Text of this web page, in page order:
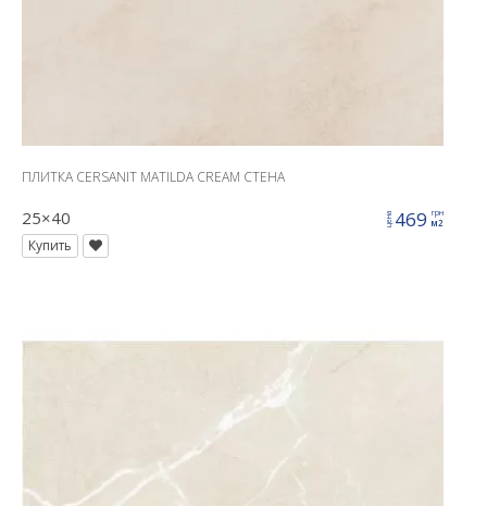
ПЛИТКА CERSANIT MATILDA CREAM СТЕНА
25×40 цена 469 грн
м2
Купить